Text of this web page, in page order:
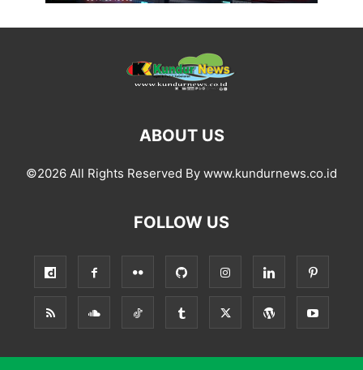
ABOUT US
©2026 All Rights Reserved By www.kundurnews.co.id
FOLLOW US